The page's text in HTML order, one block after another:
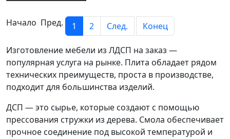
Начало Пред. 1 2 След. Конец
Изготовление мебели из ЛДСП на заказ —
популярная услуга на рынке. Плита обладает рядом
технических преимуществ, проста в производстве,
подходит для большинства изделий.
ДСП — это сырье, которые создают с помощью
прессования стружки из дерева. Смола обеспечивает
прочное соединение под высокой температурой и